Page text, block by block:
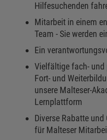
Hilfesuchenden
Mitarbeit in einem
Team - Sie werden
Ein
Vielfältige fach-
Fort- und
unsere Malteser-
Lernplattform
Diverse Rabatte
für Malteser